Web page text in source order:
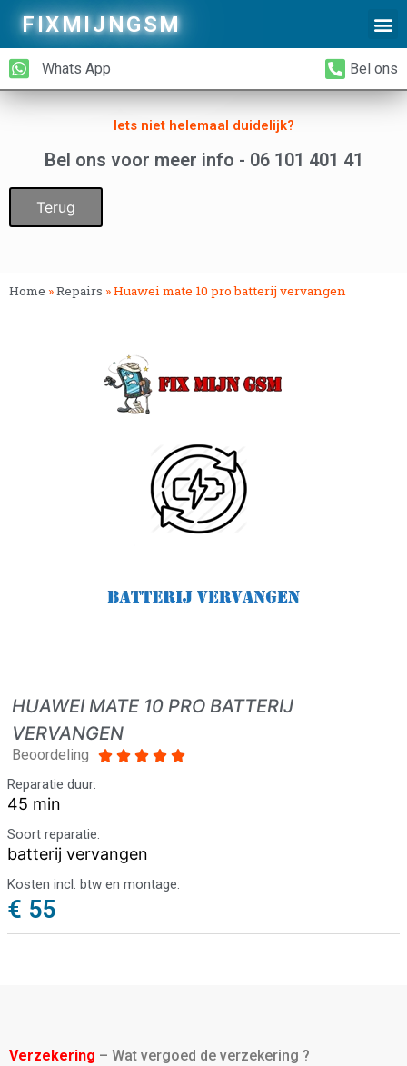
FIXMIJNGSM
Whats App Bel ons
Iets niet helemaal duidelijk?
Bel ons voor meer info - 06 101 401 41
Terug
Home »Repairs »Huawei mate 10 pro batterij vervangen
HUAWEI MATE 10 PRO BATTERIJ
VERVANGEN
Beoordeling     
Reparatie duur:
45 min
Soort reparatie:
batterij vervangen
Kosten incl. btw en montage:
€ 55
Verzekering – Wat vergoed de verzekering ?